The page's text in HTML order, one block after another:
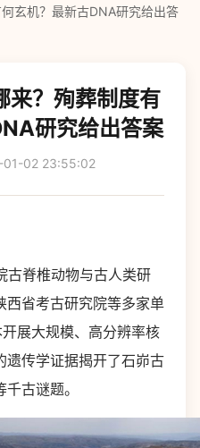
玄机？最新古DNA研究给出答
来？殉葬制度有
研究给出答案
01-02 23:55:02
脊椎动物与古人类研
西省考古研究院等多家单
展大规模、高分辨率核
遗传学证据揭开了石峁古
古谜题。